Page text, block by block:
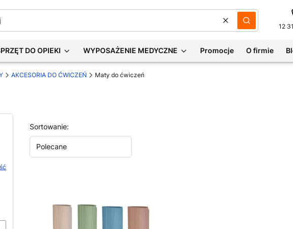
WyczyśćSzukaj 12
DO OPIEKI WYPOSAŻENIE MEDYCZNE Promocje O firmie
AKCESORIA DO ĆWICZEŃ Maty do ćwiczeń
Sortowanie:
Polecane